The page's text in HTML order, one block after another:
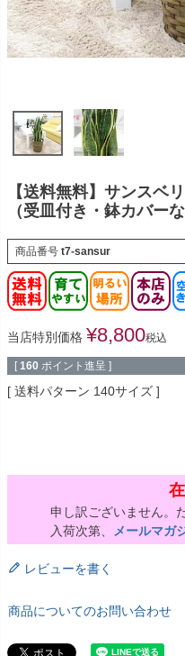
【送料無料】サンスベ
（受皿付き・鉢カバーな
商品番号 t7-sansur
当店特別価格 ¥8,800税込
[ 160 ポイント進呈 ]
送料パターン 140サイズ
申し訳ございません。
入荷次第、
メールマガ
レビューを書く
商品についてのお問い合わせ